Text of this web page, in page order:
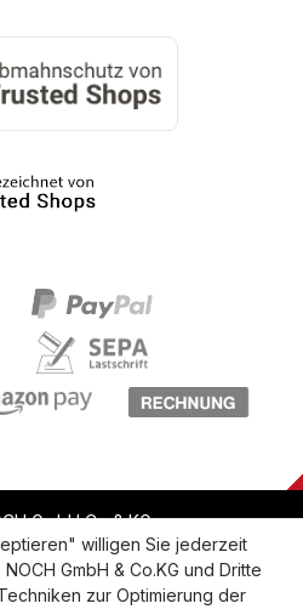
GmbH Co & KG
Widerruf Datenschutz
willigen Sie jederzeit
GmbH & Co.KG und Dritte
zur Optimierung der